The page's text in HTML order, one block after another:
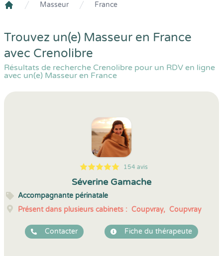
Masseur France
Trouvez un(e) Masseur en France
avec Crenolibre
Résultats de recherche Crenolibre pour un RDV en ligne
avec un(e) Masseur en France
5
1
5
154 154 avis
Séverine Gamache
Accompagnante périnatale
Présent dans plusieurs cabinets : Coupvray, Coupvray
Contacter Fiche du thérapeute